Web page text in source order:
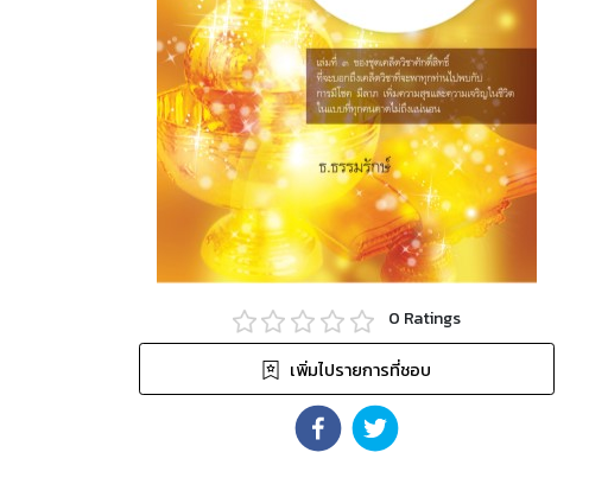
0 Ratings
เพิ่มไปรายการที่ชอบ